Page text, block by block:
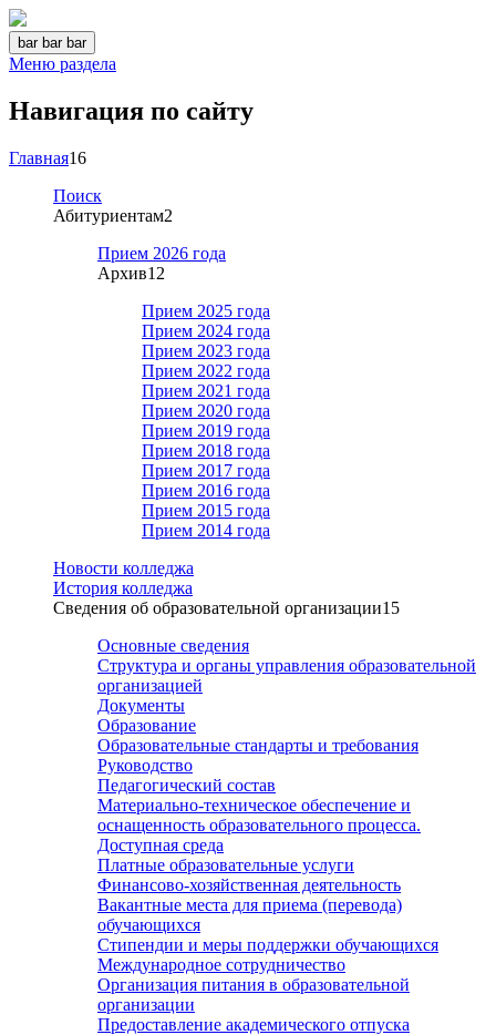
bar bar bar
Меню раздела
Навигация по сайту
Главная16
Поиск
Абитуриентам2
Прием 2026 года
Архив12
Прием 2025 года
Прием 2024 года
Прием 2023 года
Прием 2022 года
Прием 2021 года
Прием 2020 года
Прием 2019 года
Прием 2018 года
Прием 2017 года
Прием 2016 года
Прием 2015 года
Прием 2014 года
Новости колледжа
История колледжа
Сведения об образовательной организации15
Основные сведения
Структура и органы управления образовательной
организацией
Документы
Образование
Образовательные стандарты и требования
Руководство
Педагогический состав
Материально-техническое обеспечение и
оснащенность образовательного процесса.
Доступная среда
Платные образовательные услуги
Финансово-хозяйственная деятельность
Вакантные места для приема (перевода)
обучающихся
Стипендии и меры поддержки обучающихся
Международное сотрудничество
Организация питания в образовательной
организации
Предоставление академического отпуска